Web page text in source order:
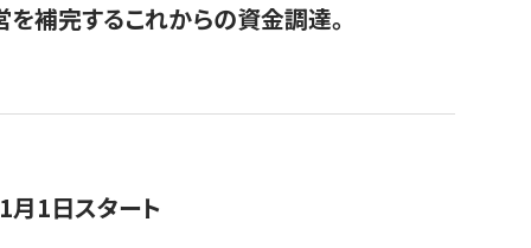
補完するこれからの資金調達。
月1日スタート